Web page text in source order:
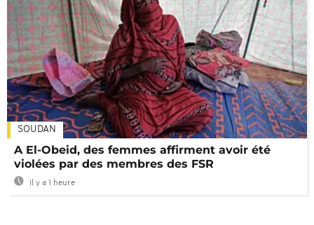
SOUDAN
A El-Obeid, des femmes affirment avoir été
violées par des membres des FSR
Il y a 1 heure